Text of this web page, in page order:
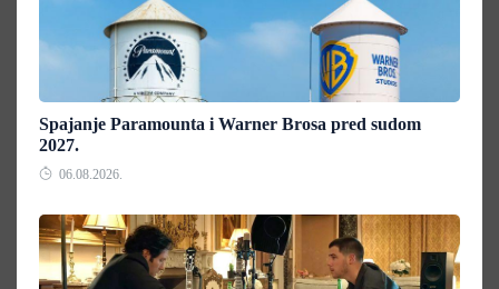
Spajanje Paramounta i Warner Brosa pred sudom
2027.
06.08.2026.